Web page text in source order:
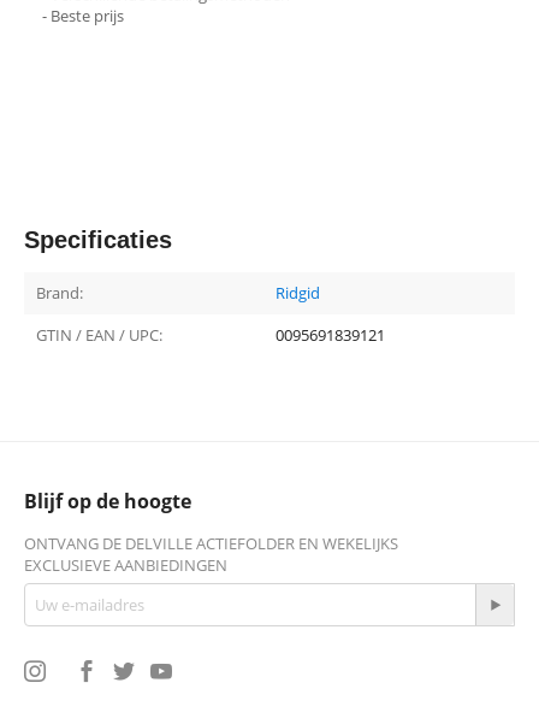
- Beste prijs
Specificaties
Brand:
Ridgid
GTIN / EAN / UPC:
0095691839121
Blijf op de hoogte
ONTVANG DE DELVILLE ACTIEFOLDER EN WEKELIJKS
EXCLUSIEVE AANBIEDINGEN